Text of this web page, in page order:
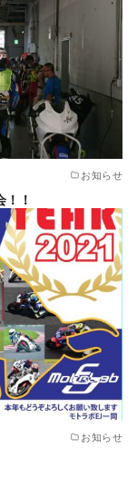
お知らせ
！
お知らせ